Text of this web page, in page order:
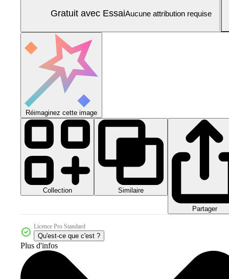
Gratuit avec EssaiAucune attribution requise
Réimaginez cette image
Collection Similaire
Partager
Licence Pro Standard
Qu'est-ce que c'est ?
Plus d'infos